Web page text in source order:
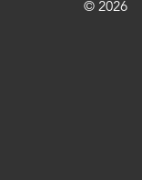
© 2026